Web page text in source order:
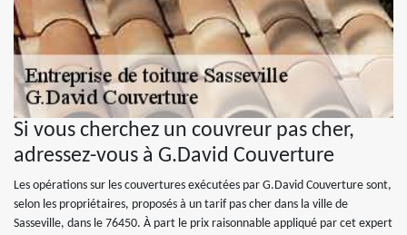
Si vous cherchez un couvreur pas cher,
adressez-vous à G.David Couverture
Les opérations sur les couvertures exécutées par G.David Couverture sont,
selon les propriétaires, proposés à un tarif pas cher dans la ville de
Sasseville, dans le 76450. À part le prix raisonnable appliqué par cet expert